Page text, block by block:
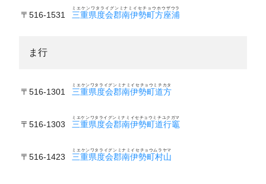
〒516-1531 三重県度会郡南伊勢町方座浦
ミエケンワタライグンミナミイセチョウホウザウラ
ま行
〒516-1301 三重県度会郡南伊勢町道方
ミエケンワタライグンミナミイセチョウミチカタ
〒516-1303 三重県度会郡南伊勢町道行竈
ミエケンワタライグンミナミイセチョウミチユクガマ
〒516-1423 三重県度会郡南伊勢町村山
ミエケンワタライグンミナミイセチョウムラヤマ